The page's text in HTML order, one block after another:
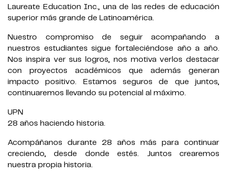
Laureate Education Inc., una de las redes de educación
superior más grande de Latinoamérica.
Nuestro compromiso de seguir acompañando a
nuestros estudiantes sigue fortaleciéndose año a año.
Nos inspira ver sus logros, nos motiva verlos destacar
con proyectos académicos que además generan
impacto positivo. Estamos seguros de que juntos,
continuaremos llevando su potencial al máximo.
UPN
28 años haciendo historia.
Acompáñanos durante 28 años más para continuar
creciendo, desde donde estés. Juntos crearemos
nuestra propia historia.